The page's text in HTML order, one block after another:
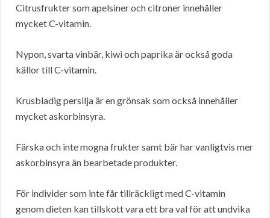
Citrusfrukter som apelsiner och citroner innehåller
mycket C-vitamin.
Nypon, svarta vinbär, kiwi och paprika är också goda
källor till C-vitamin.
Krusbladig persilja är en grönsak som också innehåller
mycket askorbinsyra.
Färska och inte mogna frukter samt bär har vanligtvis mer
askorbinsyra än bearbetade produkter.
För individer som inte får tillräckligt med C-vitamin
genom dieten kan tillskott vara ett bra val för att undvika